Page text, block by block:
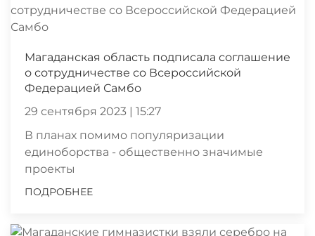
Магаданская область подписала соглашение
о сотрудничестве со Всероссийской
Федерацией Самбо
29 сентября 2023 | 15:27
В планах помимо популяризации
единоборства - общественно значимые
проекты
ПОДРОБНЕЕ